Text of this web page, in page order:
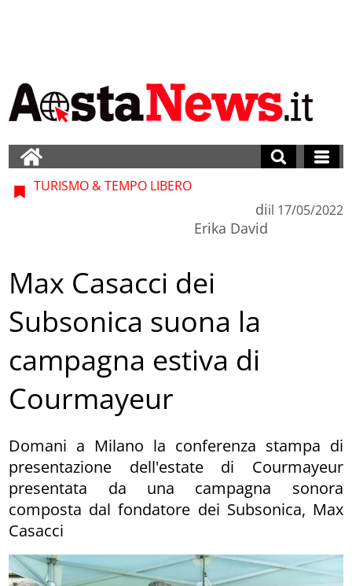
TURISMO & TEMPO LIBERO
di
Erika David
il 17/05/2022
Max Casacci dei
Subsonica suona la
campagna estiva di
Courmayeur
Domani a Milano la conferenza stampa di
presentazione dell'estate di Courmayeur
presentata da una campagna sonora
composta dal fondatore dei Subsonica, Max
Casacci